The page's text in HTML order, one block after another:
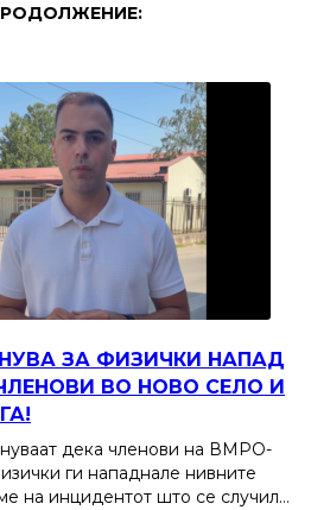
ЗА ФИЗИЧКИ НАПАД
ВО НОВО СЕЛО И
дека членови на ВМРО-
ги нападнале нивните
на инцидентот што се случил…